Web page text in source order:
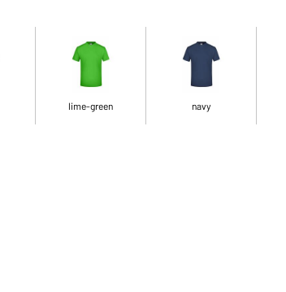
lime-green navy